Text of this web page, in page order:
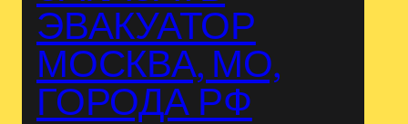
ЭВАКУАТОР
МОСКВА, МО,
ГОРОДА РФ